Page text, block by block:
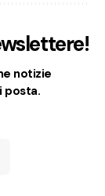
notizie
posta.